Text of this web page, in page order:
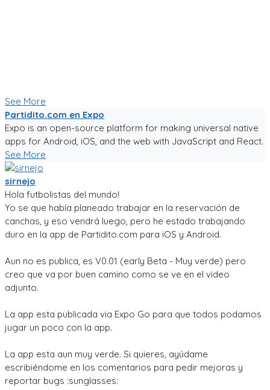
See More
Partidito.com en Expo
Expo is an open-source platform for making universal native
apps for Android, iOS, and the web with JavaScript and React.
See More
sirnejo
Hola futbolistas del mundo!
Yo se que había planeado trabajar en la reservación de
canchas, y eso vendrá luego, pero he estado trabajando
duro en la app de Partidito.com para iOS y Android.
Aun no es publica, es V0.01 (early Beta - Muy verde) pero
creo que va por buen camino como se ve en el video
adjunto.
La app esta publicada via Expo Go para que todos podamos
jugar un poco con la app.
La app esta aun muy verde. Si quieres, ayúdame
escribiéndome en los comentarios para pedir mejoras y
reportar bugs :sunglasses: